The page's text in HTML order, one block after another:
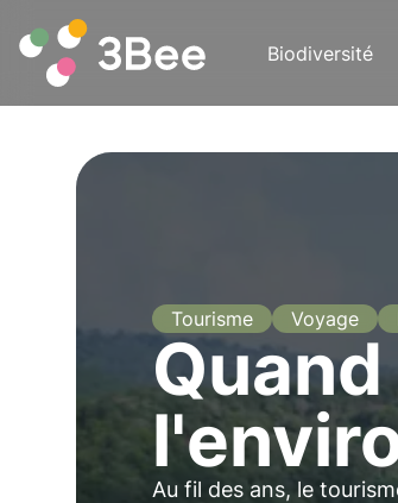
Biodiversité
Tourisme Voyage
Au fil des ans, le